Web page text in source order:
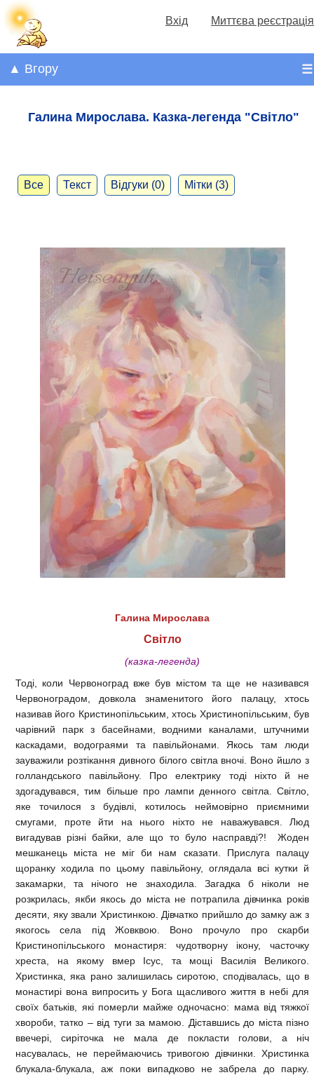
Вхід Миттєва реєстрація
☰
▲ Вгору
Галина Мирослава. Казка-легенда "Світло"
Все Текст Відгуки (0) Мітки (3)
Галина Мирослава
Світло
(казка-легенда)
Тоді, коли Червоноград вже був містом та ще не називався
Червоноградом, довкола знаменитого його палацу, хтось
називав його Кристинопільським, хтось Христинопільським, був
чарівний парк з басейнами, водними каналами, штучними
каскадами, водограями та павільйонами. Якось там люди
зауважили розтікання дивного білого світла вночі. Воно йшло з
голландського павільйону. Про електрику тоді ніхто й не
здогадувався, тим більше про лампи денного світла. Світло,
яке точилося з будівлі, котилось неймовірно приємними
смугами, проте йти на нього ніхто не наважувався. Люд
вигадував різні байки, але що то було насправді?! Жоден
мешканець міста не міг би нам сказати. Прислуга палацу
щоранку ходила по цьому павільйону, оглядала всі кутки й
закамарки, та нічого не знаходила. Загадка б ніколи не
розкрилась, якби якось до міста не потрапила дівчинка років
десяти, яку звали Христинкою. Дівчатко прийшло до замку аж з
якогось села під Жовквою. Воно прочуло про скарби
Кристинопільського монастиря: чудотворну ікону, часточку
хреста, на якому вмер Ісус, та мощі Василія Великого.
Христинка, яка рано залишилась сиротою, сподівалась, що в
монастирі вона випросить у Бога щасливого життя в небі для
своїх батьків, які померли майже одночасно: мама від тяжкої
хвороби, татко – від туги за мамою. Діставшись до міста пізно
ввечері, сиріточка не мала де покласти голови, а ніч
насувалась, не переймаючись тривогою дівчинки. Христинка
блукала-блукала, аж поки випадково не забрела до парку.